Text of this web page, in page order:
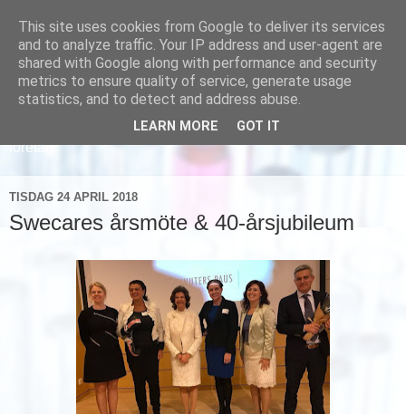
Läs om hur vi marknadsför svensk sjukvård och svenska
företag
TISDAG 24 APRIL 2018
Swecares årsmöte & 40-årsjubileum
This site uses cookies from Google to deliver its services
and to analyze traffic. Your IP address and user-agent are
shared with Google along with performance and security
metrics to ensure quality of service, generate usage
statistics, and to detect and address abuse.
LEARN MORE GOT IT